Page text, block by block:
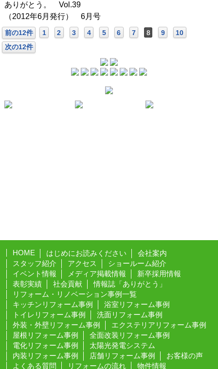
ありがとう。 Vol.39
（2012年6月発行） 6月号
前の12件 1 2 3 4 5 6 7 8 9
10
次の12件
HOME はじめにお読みください
会社案内
スタッフ紹介
アクセス
ショールーム紹介
イベント情報
メディア掲載情報
新卒採用情報
表彰実績
社会貢献
情報誌「ありがとう」
リフォーム・リノベーション事例一覧
キッチンリフォーム事例
浴室リフォーム事例
トイレリフォーム事例
洗面リフォーム事例
外装・外壁リフォーム事例
エクステリアリフォーム事例
屋根リフォーム事例
全面改装リフォーム事例
電化リフォーム事例
太陽光発電システム
内装リフォーム事例
店舗リフォーム事例
お客様の声
よくある質問
リフォームの流れ 物件情報